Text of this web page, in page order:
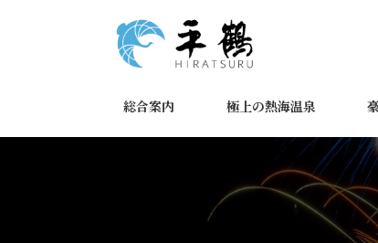
ス
ン
総合案内 極上の熱海温泉